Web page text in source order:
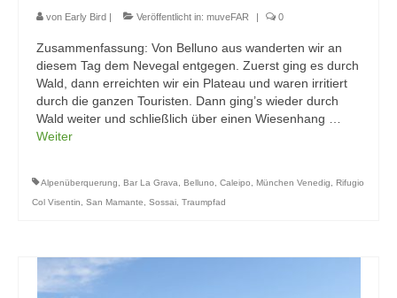
von Early Bird Veröffentlicht in: muveFAR 0
Zusammenfassung: Von Belluno aus wanderten wir an
diesem Tag dem Nevegal entgegen. Zuerst ging es durch
Wald, dann erreichten wir ein Plateau und waren irritiert
durch die ganzen Touristen. Dann ging’s wieder durch
Wald weiter und schließlich über einen Wiesenhang …
Weiter
Alpenüberquerung, Bar La Grava, Belluno, Caleipo, München Venedig, Rifugio
Col Visentin, San Mamante, Sossai, Traumpfad